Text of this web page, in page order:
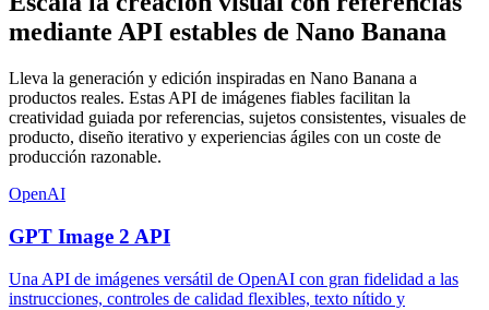
mediante API estables de Nano Banana
Lleva la generación y edición inspiradas en Nano Banana a
productos reales. Estas API de imágenes fiables facilitan la
creatividad guiada por referencias, sujetos consistentes, visuales de
producto, diseño iterativo y experiencias ágiles con un coste de
producción razonable.
OpenAI
GPT Image 2 API
Una API de imágenes versátil de OpenAI con gran fidelidad a las
instrucciones, controles de calidad flexibles, texto nítido y